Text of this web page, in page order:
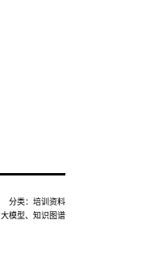
分类： 培训资料
大模型、 知识图谱